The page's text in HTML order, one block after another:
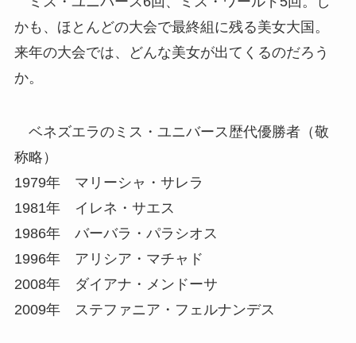
かも、ほとんどの大会で最終組に残る美女大国。
来年の大会では、どんな美女が出てくるのだろう
か。
ベネズエラのミス・ユニバース歴代優勝者（敬
称略）
1979年 マリーシャ・サレラ
1981年 イレネ・サエス
1986年 バーバラ・パラシオス
1996年 アリシア・マチャド
2008年 ダイアナ・メンドーサ
2009年 ステファニア・フェルナンデス